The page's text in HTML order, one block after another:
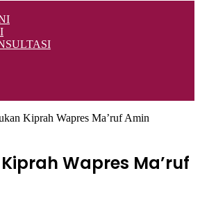
Kiprah Wapres Ma’ruf Amin
Wapres Ma’ruf